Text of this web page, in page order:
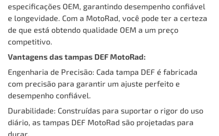
especificações OEM, garantindo desempenho confiável
e longevidade. Com a MotoRad, você pode ter a certeza
de que está obtendo qualidade OEM a um preço
competitivo.
Vantagens das tampas DEF MotoRad:
Engenharia de Precisão: Cada tampa DEF é fabricada
com precisão para garantir um ajuste perfeito e
desempenho confiável.
Durabilidade: Construídas para suportar o rigor do uso
diário, as tampas DEF MotoRad são projetadas para
durar.